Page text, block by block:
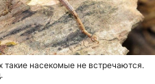
такие насекомые не встречаются.